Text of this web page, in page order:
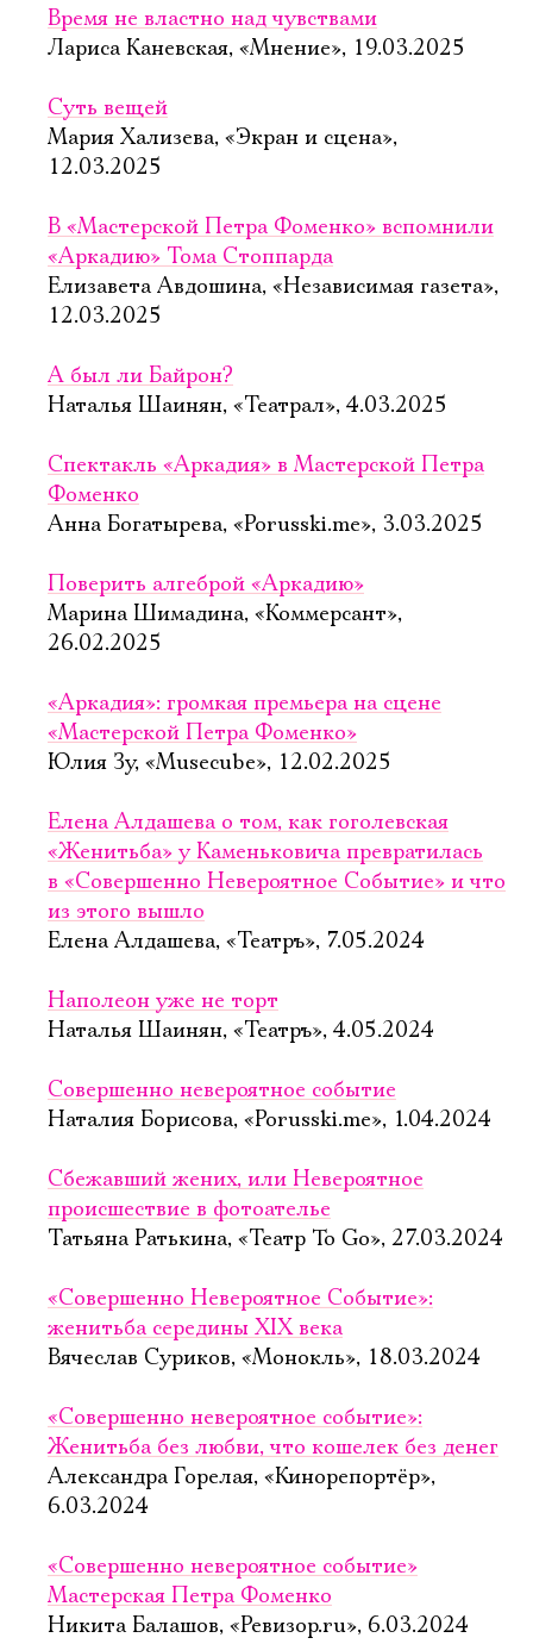
Время не властно над чувствами
Лариса Каневская, «Мнение», 19.03.2025
Суть вещей
Мария Хализева, «Экран и сцена»,
12.03.2025
В «Мастерской Петра Фоменко» вспомнили
«Аркадию» Тома Стоппарда
Елизавета Авдошина, «Независимая газета»,
12.03.2025
А был ли Байрон?
Наталья Шаинян, «Театрал», 4.03.2025
Спектакль «Аркадия» в Мастерской Петра
Фоменко
Анна Богатырева, «Porusski.me», 3.03.2025
Поверить алгеброй «Аркадию»
Марина Шимадина, «Коммерсант»,
26.02.2025
«Аркадия»: громкая премьера на сцене
«Мастерской Петра Фоменко»
Юлия Зу, «Musecube», 12.02.2025
Елена Алдашева о том, как гоголевская
«Женитьба» у Каменьковича превратилась
в «Совершенно Невероятное Событие» и что
из этого вышло
Елена Алдашева, «Театръ», 7.05.2024
Наполеон уже не торт
Наталья Шаинян, «Театръ», 4.05.2024
Совершенно невероятное событие
Наталия Борисова, «Porusski.me», 1.04.2024
Сбежавший жених, или Невероятное
происшествие в фотоателье
Татьяна Ратькина, «Театр To Go», 27.03.2024
«Совершенно Невероятное Событие»:
женитьба середины XIX века
Вячеслав Суриков, «Монокль», 18.03.2024
«Совершенно невероятное событие»:
Женитьба без любви, что кошелек без денег
Александра Горелая, «Кинорепортёр»,
6.03.2024
«Совершенно невероятное событие»
Мастерская Петра Фоменко
Никита Балашов, «Ревизор.ru», 6.03.2024